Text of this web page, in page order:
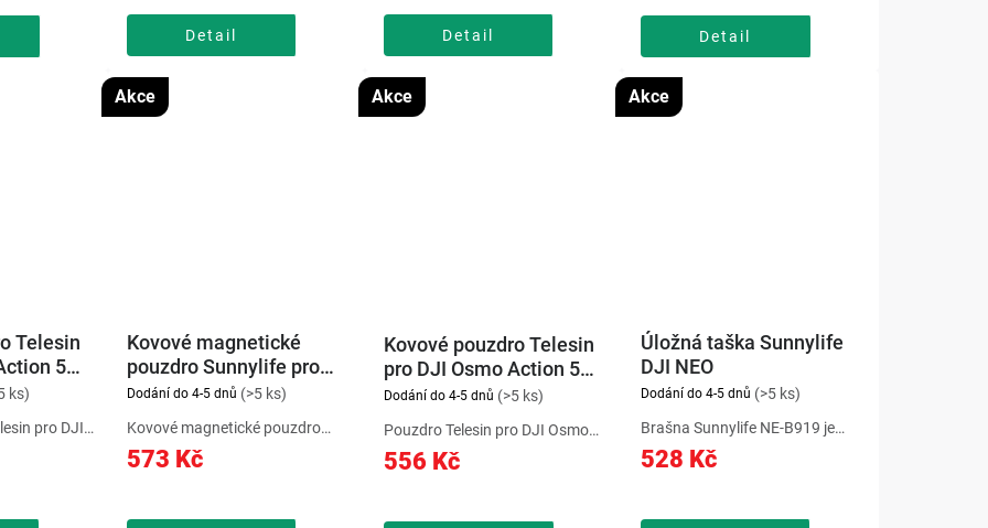
umožňuje
Detail
a přitom bezpečně přepravovat
gimbal DJI RS 4 spolu...
Detail
Praktický otvor pro popruh a
rychlý přístup k baterii...
Detail
poškrábáním. Vyrobeno z lehké
hliníkové slitiny a doplněno o
gumový...
Telesin
5
ks)
pro DJI
pevnou
54 g.
Osmo
Akce
Kovové magnetické
pouzdro Sunnylife pro
OSMO 360
Dodání do 4-5 dnů (>5 ks)
573 Kč
Kovové magnetické pouzdro
Sunnylife pro OSMO 360 chrání
kameru před poškrábáním a
umožňuje snadno přepínat mezi
Akce
Kovové pouzdro Telesin
pro DJI Osmo Action 5
(modré)
Dodání do 4-5 dnů (>5 ks)
556 Kč
Pouzdro Telesin pro DJI Osmo
Action 5 poskytuje pevnou
ochranu a nízkou hmotnost.
měnit bez sundání pouzdra. Díky
Akce
Úložná taška Sunnylife
DJI NEO
Dodání do 4-5 dnů (>5 ks)
528 Kč
Brašna Sunnylife NE-B919 je
navržena pro bezpečné uložení a
přepravu dronu DJI Neo i jeho
přihrádky, odolnou konstrukci a